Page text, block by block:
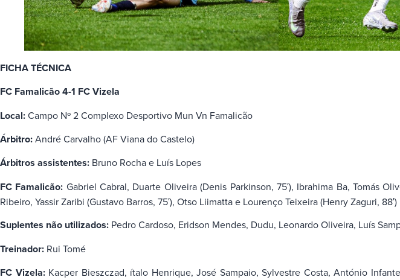
FICHA TÉCNICA
FC Famalicão 4-1 FC Vizela
Local:Campo Nº 2 Complexo Desportivo Mun Vn Famalicão
Árbitro:André Carvalho (AF Viana do Castelo)
Árbitros assistentes: Bruno Rocha e Luís Lopes
FC Famalicão: Gabriel Cabral, Duarte Oliveira (Denis Parkinson, 75′), Ibrahima Ba, Tomás
Ribeiro, Yassir Zaribi (Gustavo Barros, 75′), Otso Liimatta e Lourenço Teixeira (Henry Zaguri, 88′)
Suplentes não utilizados: Pedro Cardoso, Eridson Mendes, Dudu, Leonardo Oliveira, Luís
Treinador: Rui Tomé
FC Vizela:Kacper Bieszczad, ítalo Henrique, José Sampaio, Sylvestre Costa, António